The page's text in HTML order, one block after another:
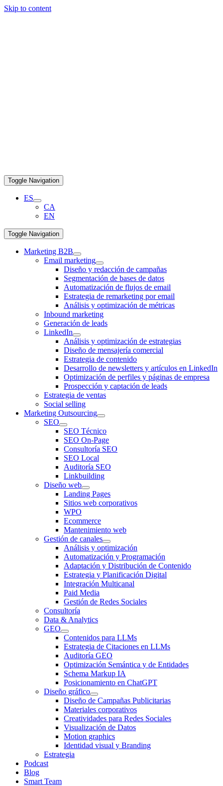
Skip to content
Toggle Navigation
ES
CA
EN
Toggle Navigation
Marketing B2B
Email marketing
Diseño y redacción de campañas
Segmentación de bases de datos
Automatización de flujos de email
Estrategia de remarketing por email
Análisis y optimización de métricas
Inbound marketing
Generación de leads
LinkedIn
Análisis y optimización de estrategias
Diseño de mensajería comercial
Estrategia de contenido
Desarrollo de newsletters y artículos en LinkedIn
Optimización de perfiles y páginas de empresa
Prospección y captación de leads
Estrategia de ventas
Social selling
Marketing Outsourcing
SEO
SEO Técnico
SEO On-Page
Consultoría SEO
SEO Local
Auditoría SEO
Linkbuilding
Diseño web
Landing Pages
Sitios web corporativos
WPO
Ecommerce
Mantenimiento web
Gestión de canales
Análisis y optimización
Automatización y Programación
Adaptación y Distribución de Contenido
Estrategia y Planificación Digital
Integración Multicanal
Paid Media
Gestión de Redes Sociales
Consultoría
Data & Analytics
GEO
Contenidos para LLMs
Estrategia de Citaciones en LLMs
Auditoría GEO
Optimización Semántica y de Entidades
Schema Markup IA
Posicionamiento en ChatGPT
Diseño gráfico
Diseño de Campañas Publicitarias
Materiales corporativos
Creatividades para Redes Sociales
Visualización de Datos
Motion graphics
Identidad visual y Branding
Estrategia
Podcast
Blog
Smart Team